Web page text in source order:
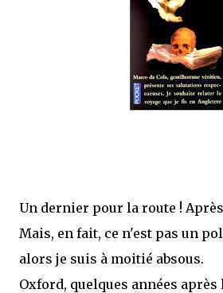
que Thomas connaissait et appréciait Olivier.
ne connaissait pas, habitée par la méfiance, la
une ville pleine de mystères et de vieilles rancœurs.
Un dernier pour la route !
Mais, en fait, ce n'est pas un
alors je suis à moitié absous.
Oxford, quelques années après